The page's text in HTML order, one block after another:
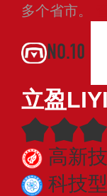
多个省市。
NO.10
立盈
高新
科技